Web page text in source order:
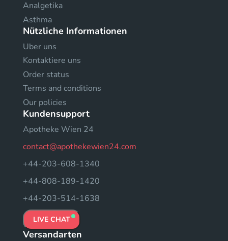
Analgetika
Asthma
Nützliche Informationen
Uber uns
Kontaktiere uns
Order status
Terms and conditions
Our policies
Kundensupport
Apotheke Wien 24
contact@apothekewien24.com
+44-203-608-1340
+44-808-189-1420
+44-203-514-1638
LIVE CHAT
Versandarten